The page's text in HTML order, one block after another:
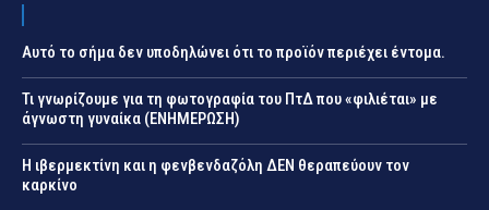
Αυτό το σήμα δεν υποδηλώνει ότι το προϊόν περιέχει έντομα.
Τι γνωρίζουμε για τη φωτογραφία του ΠτΔ που «φιλιέται» με
άγνωστη γυναίκα (ΕΝΗΜΕΡΩΣΗ)
Η ιβερμεκτίνη και η φενβενδαζόλη ΔΕΝ θεραπεύουν τον
καρκίνο